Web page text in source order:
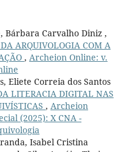
Bárbara Carvalho Diniz ,
ARQUIVOLOGIA COM A
, Archeion Online: v.
Eliete Correia dos Santos
LITERACIA DIGITAL NAS
, Archeion
(2025): X CNA -
Isabel Cristina